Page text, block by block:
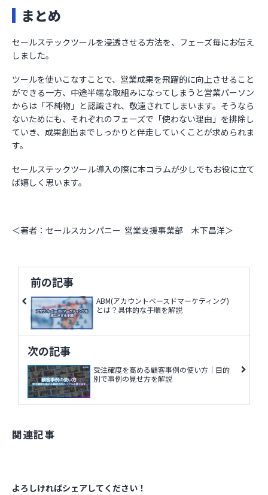
まとめ
セールステックツールを浸透させる方法を、フェーズ毎にお伝え
しました。
ツールを使いこなすことで、営業成果を飛躍的に向上させること
ができる一方、中途半端な取組みになってしまうと営業パーソン
からは「不純物」と認識され、敬遠されてしまいます。そうなら
ないためにも、それぞれのフェーズで「使わない理由」を排除し
ていき、成果創出までしっかりと伴走していくことが求められま
す。
セールステックツール導入の際に本コラムが少しでもお役に立て
ば嬉しく思います。
＜著者：セールスカンパニー 営業支援事業部 木下昌洋＞
前の記事
ABM(アカウントベースドマーケティング)
とは？具体的な手順を解説
次の記事
受注確度を高める顧客事例の使い方｜目的
別で事例の見せ方を解説
関連記事
よろしければシェアしてください！